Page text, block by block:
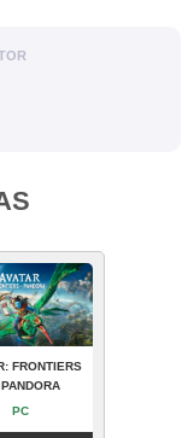
FRONTIERS
PC